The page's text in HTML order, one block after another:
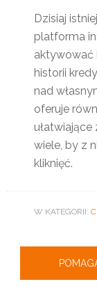
Dzisiaj
platforma
aktywować
historii
nad
oferuje
wiele, by z
kliknięć.
W KATEGORII: